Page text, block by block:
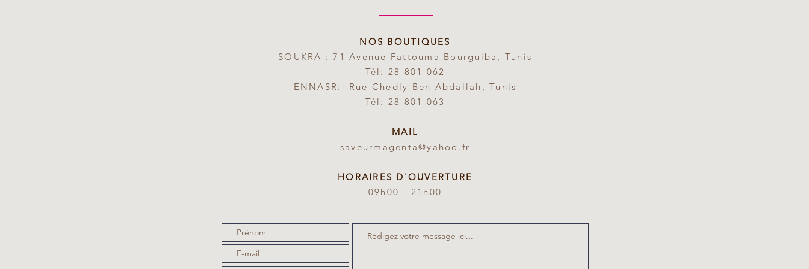
NOS BOUTIQUES
SOUKRA : 71 Avenue Fattouma Bourguiba, Tunis
Tél: 28 801 062
ENNASR: Rue Chedly Ben Abdallah, Tunis
Tél: 28 801 063
MAIL
saveurmagenta@yahoo.fr
HORAIRES D'OUVERTURE
09h00 - 21h00